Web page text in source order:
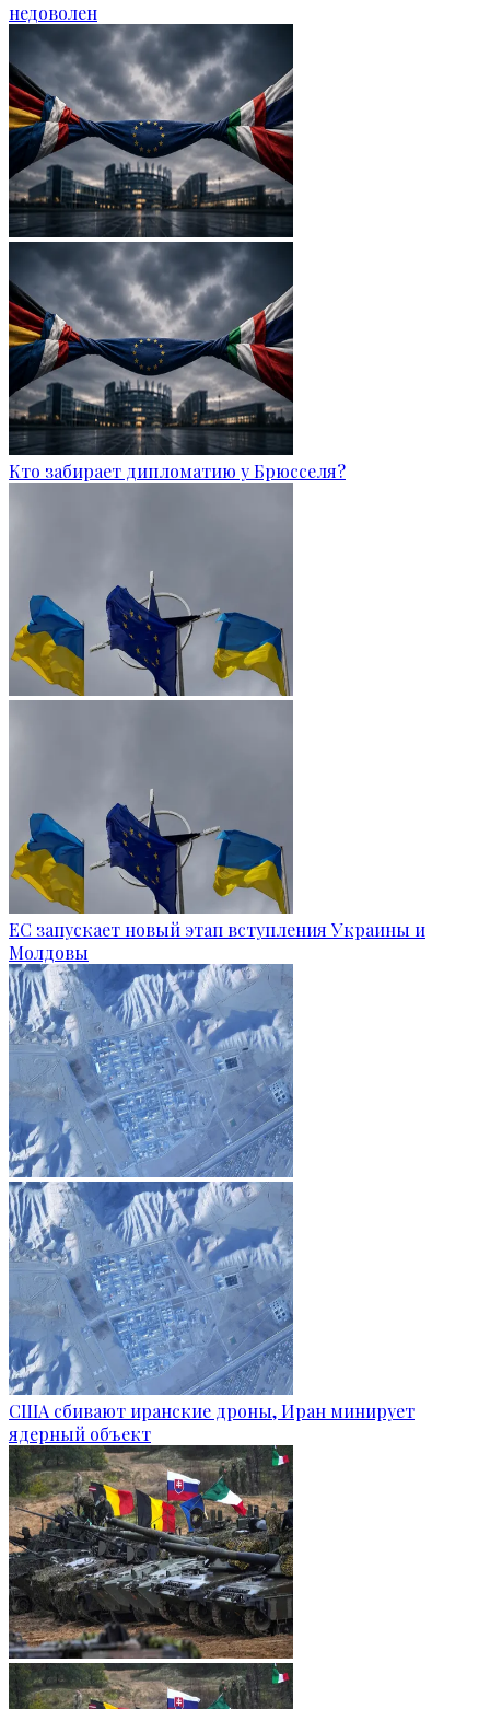
недоволен
Кто забирает дипломатию у Брюсселя?
ЕС запускает новый этап вступления Украины и
Молдовы
США сбивают иранские дроны, Иран минирует
ядерный объект